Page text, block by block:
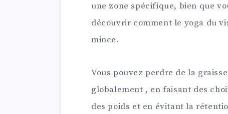
une zone spécifique, bien que
découvrir comment le yoga du
mince.
Vous pouvez perdre de la
globalement , en faisant des
des poids et en évitant la